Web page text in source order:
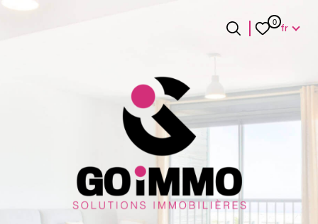
0
Langue
fr